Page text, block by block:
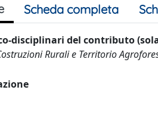
Scheda completa
disciplinari del contributo
Rurali e Territorio